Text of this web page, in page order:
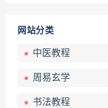
网站分类
中医教程
周易玄学
书法教程